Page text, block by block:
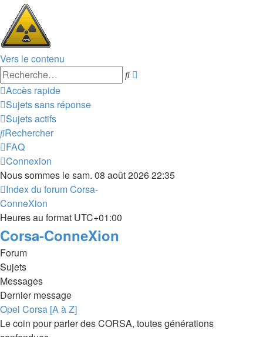
Vers le contenu
Rechercher
Accès rapide
Sujets sans réponse
Sujets actifs
Rechercher
FAQ
Connexion
Nous sommes le sam. 08 août 2026 22:35
Index du forumCorsa-
ConneXion
Heures au format UTC+01:00
Corsa-ConneXion
Forum
Sujets
Messages
Dernier message
Opel Corsa [A à Z]
Le coin pour parler des CORSA, toutes générations